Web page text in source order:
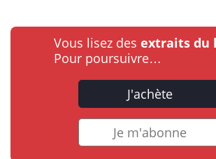
Vous lisez des extraits du
Pour poursuivre…
J'achète
Je m'abonne